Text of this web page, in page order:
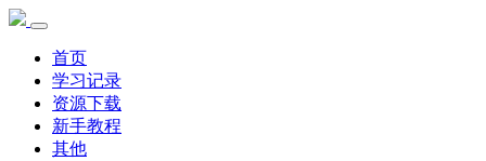
首页
学习记录
资源下载
新手教程
其他